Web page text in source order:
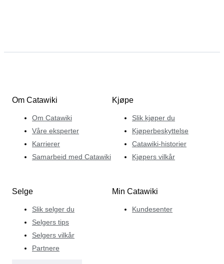
Om Catawiki
Om Catawiki
Våre eksperter
Karrierer
Samarbeid med Catawiki
Kjøpe
Slik kjøper du
Kjøperbeskyttelse
Catawiki-historier
Kjøpers vilkår
Selge
Slik selger du
Selgers tips
Selgers vilkår
Partnere
Min Catawiki
Kundesenter